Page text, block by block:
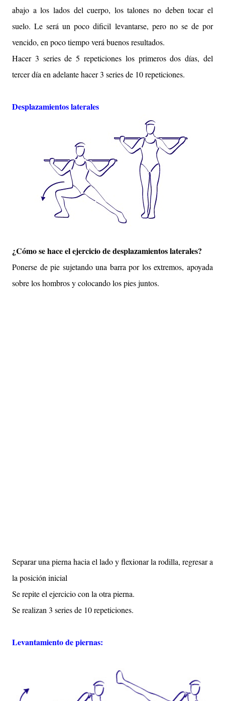
abajo a los lados del cuerpo, los talones no deben tocar el
suelo. Le será un poco dificil levantarse, pero no se de por
vencido, en poco tiempo verá buenos resultados.
Hacer 3 series de 5 repeticiones los primeros dos días, del
tercer día en adelante hacer 3 series de 10 repeticiones.
Desplazamientos laterales
¿Cómo se hace el ejercicio de desplazamientos laterales?
Ponerse de pie sujetando una barra por los extremos, apoyada
sobre los hombros y colocando los pies juntos.
Separar una pierna hacia el lado y flexionar la rodilla, regresar a
la posición inicial
Se repite el ejercicio con la otra pierna.
Se realizan 3 series de 10 repeticiones.
Levantamiento de piernas: